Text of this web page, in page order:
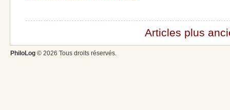
Articles plus
PhiloLog © 2026 Tous droits réservés.